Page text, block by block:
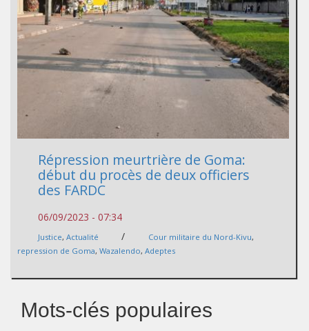
Répression meurtrière de Goma:
début du procès de deux officiers
des FARDC
06/09/2023 - 07:34
Justice, Actualité / Cour militaire du Nord-Kivu,
repression de Goma, Wazalendo, Adeptes
Mots-clés populaires